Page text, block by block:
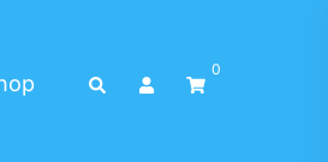
Search
0